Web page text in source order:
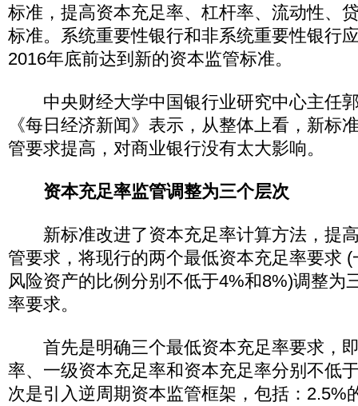
标准，提高资本充足率、杠杆率、流动性、
标准。系统重要性银行和非系统重要性银行
2016年底前达到新的资本监管标准。
中央财经大学中国银行业研究中心主任
《每日经济新闻》表示，从整体上看，新标
管要求提高，对商业银行没有太大影响。
资本充足率监管调整为三个层次
新标准改进了资本充足率计算方法，提
管要求，将现行的两个最低资本充足率要求
风险资产的比例分别不低于4%和8%)调整为
率要求。
首先是明确三个最低资本充足率要求，
率、一级资本充足率和资本充足率分别不低
次是引入逆周期资本监管框架，包括：2.5%